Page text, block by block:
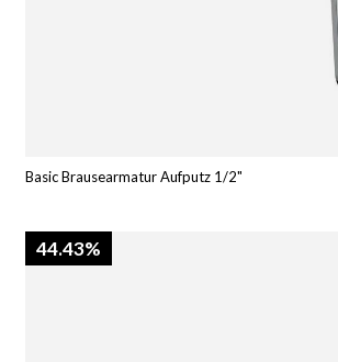
Basic Brausearmatur Aufputz 1/2"
44.43%